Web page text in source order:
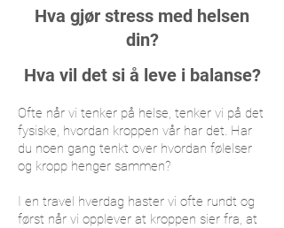
Hva gjør stress med helsen
din?
Hva vil det si å leve i balanse?
Ofte når vi tenker på helse, tenker vi på det
fysiske, hvordan kroppen vår har det. Har
du noen gang tenkt over hvordan følelser
og kropp henger sammen?
I en travel hverdag haster vi ofte rundt og
først når vi opplever at kroppen sier fra, at